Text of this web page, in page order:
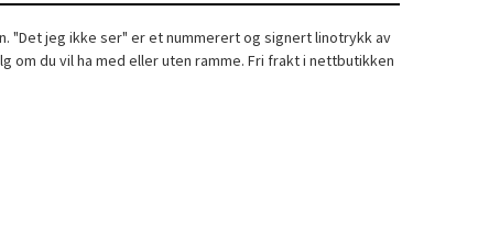
"Det jeg ikke ser" er et nummerert og signert linotrykk av
om du vil ha med eller uten ramme. Fri frakt i nettbutikken